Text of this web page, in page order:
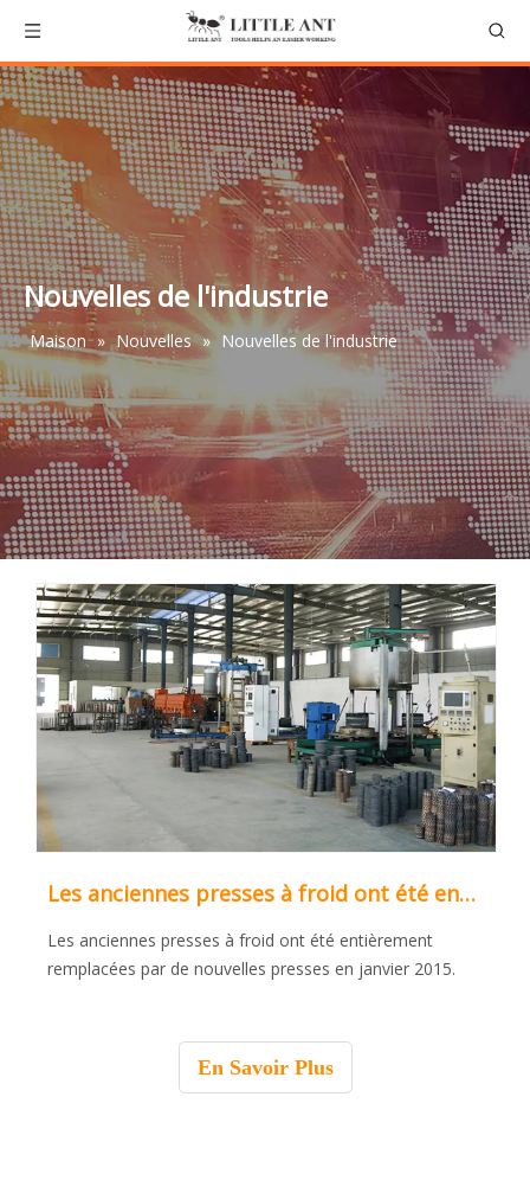
Nouvelles de l'industrie
Maison » Nouvelles » Nouvelles de l'industrie
Les anciennes presses à froid ont été entièrement remplacées par de nouvelles presses en janvier 2015.
Les anciennes presses à froid ont été entièrement
remplacées par de nouvelles presses en janvier 2015.
En Savoir Plus